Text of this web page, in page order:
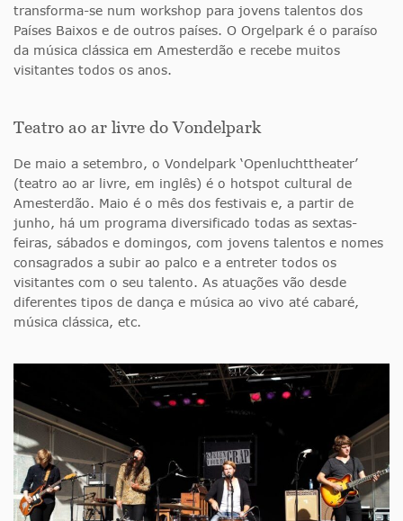
transforma-se num workshop para jovens talentos dos
Países Baixos e de outros países. O Orgelpark é o paraíso
da música clássica em Amesterdão e recebe muitos
visitantes todos os anos.
Teatro ao ar livre do Vondelpark
De maio a setembro, o Vondelpark ‘Openluchttheater’
(teatro ao ar livre, em inglês) é o hotspot cultural de
Amesterdão. Maio é o mês dos festivais e, a partir de
junho, há um programa diversificado todas as sextas-
feiras, sábados e domingos, com jovens talentos e nomes
consagrados a subir ao palco e a entreter todos os
visitantes com o seu talento. As atuações vão desde
diferentes tipos de dança e música ao vivo até cabaré,
música clássica, etc.